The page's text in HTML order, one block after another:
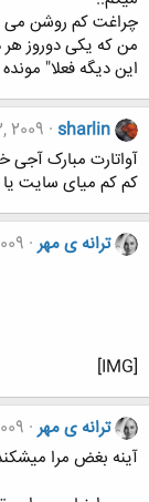
چراغت کم روشن
من که یکی دوروز هر
این دیگه فعلا" مونده
sharlin
2009
آواتارت مبارک آجی
کم کم میای سایت یا
ترانه ی مهر
[IMG]
ترانه ی مهر
آینه بغض مرا